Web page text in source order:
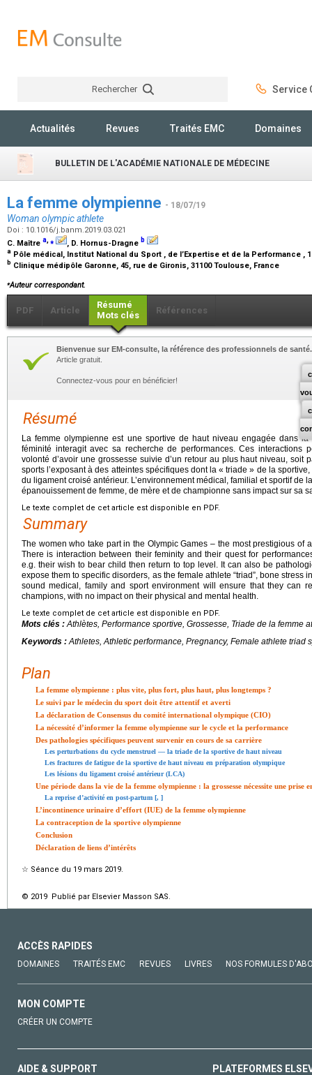
Rechercher Service
Actualités Revues Traités EMC Domaines
BULLETIN DE L'ACADÉMIE NATIONALE DE MÉDECINE
La femme olympienne - 18/07/19
Woman olympic athlete
Doi : 10.1016/j.banm.2019.03.021
C. Maître a,⁎ , D. Hornus-Dragne b
a Pôle médical, Institut National du Sport , de l’Expertise et de la Performance ,
b Clinique médipôle Garonne, 45, rue de Gironis, 31100 Toulouse, France
⁎Auteur correspondant.
PDF Article
Résumé
Mots clés
Références
Bienvenue sur EM-consulte, la référence des professionnels de santé.
Article gratuit.
Connectez-vous pour en bénéficier!
Résumé
La femme olympienne est une sportive de haut niveau engagée dans
féminité interagit avec sa recherche de performances. Ces interactions
volonté d’avoir une grossesse suivie d’un retour au plus haut niveau, soit
sports l’exposant à des atteintes spécifiques dont la « triade » de la
du ligament croisé antérieur. L’environnement médical, familial et sportif de
épanouissement de femme, de mère et de championne sans impact sur sa
Le texte complet de cet article est disponible en PDF.
Summary
The women who take part in the Olympic Games – the most prestigious of
There is interaction between their feminity and their quest for
e.g. their wish to bear child then return to top level. It can also be
expose them to specific disorders, as the female athlete “triad”, bone stress
sound medical, family and sport environment will ensure that they can
champions, with no impact on their physical and mental health.
Le texte complet de cet article est disponible en PDF.
Mots clés :Athlètes, Performance sportive, Grossesse, Triade de la femme
Keywords :Athletes, Athletic performance, Pregnancy, Female athlete triad
Plan
La femme olympienne : plus vite, plus fort, plus haut, plus longtemps ?
Le suivi par le médecin du sport doit être attentif et averti
La déclaration de Consensus du comité international olympique (CIO)
La nécessité d’informer la femme olympienne sur le cycle et la performance
Des pathologies spécifiques peuvent survenir en cours de sa carrière
Les perturbations du cycle menstruel — la triade de la sportive de haut niveau
Les fractures de fatigue de la sportive de haut niveau en préparation olympique
Les lésions du ligament croisé antérieur (LCA)
Une période dans la vie de la femme olympienne : la grossesse nécessite une prise
La reprise d’activité en post-partum [, ]
L’incontinence urinaire d’effort (IUE) de la femme olympienne
La contraception de la sportive olympienne
Conclusion
Déclaration de liens d’intérêts
☆ Séance du 19 mars 2019.
© 2019 Publié par Elsevier Masson SAS.
ACCÈS RAPIDES
DOMAINES TRAITÉS EMC REVUES LIVRES NOS FORMULES
MON COMPTE
CRÉER UN COMPTE
AIDE & SUPPORT PLATEFORMES